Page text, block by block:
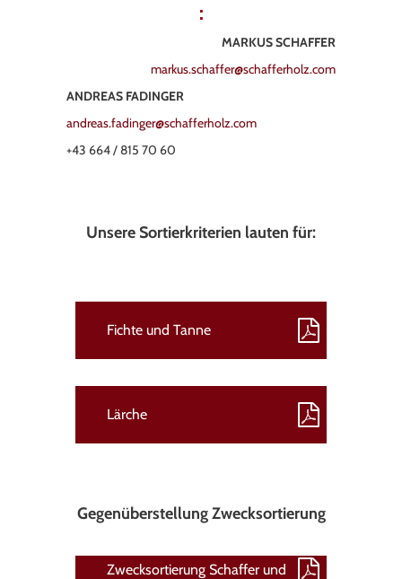
:
MARKUS SCHAFFER
markus.schaffer@schafferholz.com
ANDREAS FADINGER
andreas.fadinger@schafferholz.com
+43 664 / 815 70 60
Unsere Sortierkriterien lauten für:
Fichte und Tanne
Lärche
Gegenüberstellung Zwecksortierung
Zwecksortierung Schaffer und